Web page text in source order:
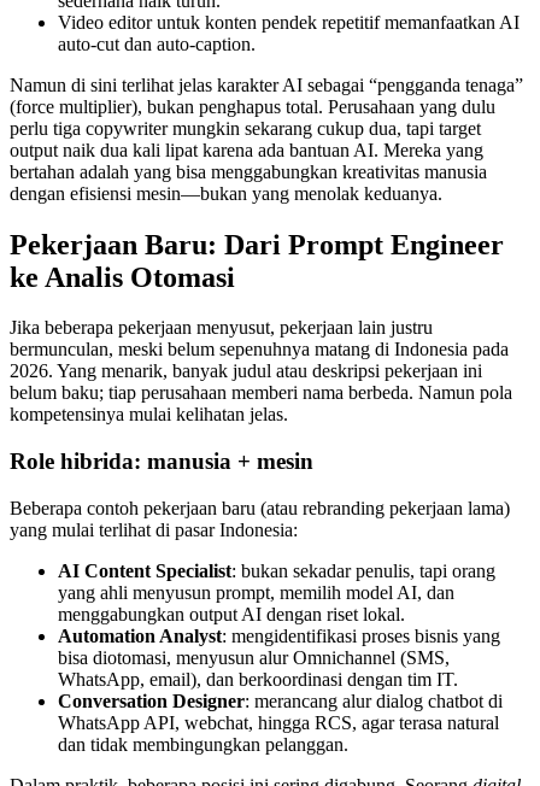
Video editor untuk konten pendek repetitif memanfaatkan AI
auto-cut dan auto-caption.
Namun di sini terlihat jelas karakter AI sebagai “pengganda tenaga”
(force multiplier), bukan penghapus total. Perusahaan yang dulu
perlu tiga copywriter mungkin sekarang cukup dua, tapi target
output naik dua kali lipat karena ada bantuan AI. Mereka yang
bertahan adalah yang bisa menggabungkan kreativitas manusia
dengan efisiensi mesin—bukan yang menolak keduanya.
Pekerjaan Baru: Dari Prompt Engineer
ke Analis Otomasi
Jika beberapa pekerjaan menyusut, pekerjaan lain justru
bermunculan, meski belum sepenuhnya matang di Indonesia pada
2026. Yang menarik, banyak judul atau deskripsi pekerjaan ini
belum baku; tiap perusahaan memberi nama berbeda. Namun pola
kompetensinya mulai kelihatan jelas.
Role hibrida: manusia + mesin
Beberapa contoh pekerjaan baru (atau rebranding pekerjaan lama)
yang mulai terlihat di pasar Indonesia:
AI Content Specialist: bukan sekadar penulis, tapi orang
yang ahli menyusun prompt, memilih model AI, dan
menggabungkan output AI dengan riset lokal.
Automation Analyst: mengidentifikasi proses bisnis yang
bisa diotomasi, menyusun alur Omnichannel (SMS,
WhatsApp, email), dan berkoordinasi dengan tim IT.
Conversation Designer: merancang alur dialog chatbot di
WhatsApp API, webchat, hingga RCS, agar terasa natural
dan tidak membingungkan pelanggan.